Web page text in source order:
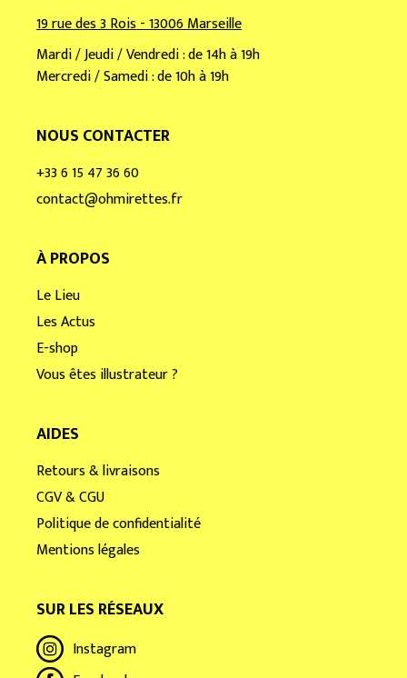
19 rue des 3 Rois - 13006 Marseille
Mardi / Jeudi / Vendredi : de 14h à 19h
Mercredi / Samedi : de 10h à 19h
NOUS CONTACTER
+33 6 15 47 36 60
contact@ohmirettes.fr
À PROPOS
Le Lieu
Les Actus
E-shop
Vous êtes illustrateur ?
AIDES
Retours & livraisons
CGV & CGU
Politique de confidentialité
Mentions légales
SUR LES RÉSEAUX
Instagram